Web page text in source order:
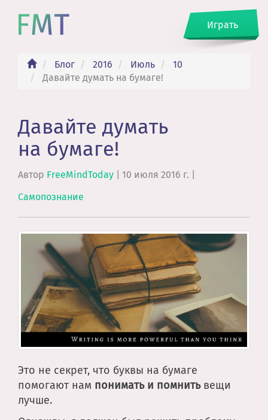
Играть
Блог 2016 Июль
10
Давайте думать на бумаге!
Давайте думать
на бумаге!
Автор FreeMindToday 10 июля 2016 г.
Самопознание
Это не секрет, что буквы на бумаге
помогают нам понимать и помнитьвещи
лучше.